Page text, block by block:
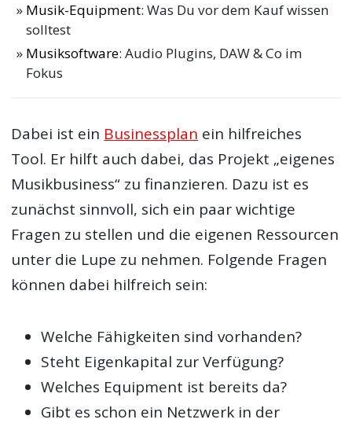
Musik-Equipment: Was Du vor dem Kauf wissen
solltest
Musiksoftware: Audio Plugins, DAW & Co im
Fokus
Dabei ist ein Businessplan ein hilfreiches
Tool. Er hilft auch dabei, das Projekt „eigenes
Musikbusiness“ zu finanzieren. Dazu ist es
zunächst sinnvoll, sich ein paar wichtige
Fragen zu stellen und die eigenen Ressourcen
unter die Lupe zu nehmen. Folgende Fragen
können dabei hilfreich sein:
Welche Fähigkeiten sind vorhanden?
Steht Eigenkapital zur Verfügung?
Welches Equipment ist bereits da?
Gibt es schon ein Netzwerk in der